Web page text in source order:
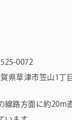
525-0072
県草津市笠山1丁
線路方面に約20m